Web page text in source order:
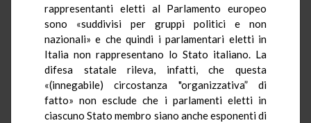
rappresentanti eletti al Parlamento europeo
sono «suddivisi per gruppi politici e non
nazionali» e che quindi i parlamentari eletti in
Italia non rappresentano lo Stato italiano. La
difesa statale rileva, infatti, che questa
«(innegabile) circostanza "organizzativa” di
fatto» non esclude che i parlamenti eletti in
ciascuno Stato membro siano anche esponenti di